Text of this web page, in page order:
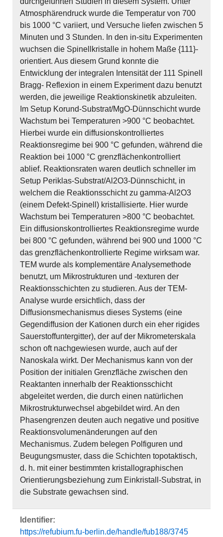
Atmosphärendruck wurde die Temperatur von 700
bis 1000 °C variiert, und Versuche liefen zwischen 5
Minuten und 3 Stunden. In den in-situ Experimenten
wuchsen die Spinellkristalle in hohem Maße {111}-
orientiert. Aus diesem Grund konnte die
Entwicklung der integralen Intensität der 111 Spinell
Bragg- Reflexion in einem Experiment dazu benutzt
werden, die jeweilige Reaktionskinetik abzuleiten.
Im Setup Korund-Substrat/MgO-Dünnschicht wurde
Wachstum bei Temperaturen >900 °C beobachtet.
Hierbei wurde ein diffusionskontrolliertes
Reaktionsregime bei 900 °C gefunden, während die
Reaktion bei 1000 °C grenzflächenkontrolliert
ablief. Reaktionsraten waren deutlich schneller im
Setup Periklas-Substrat/Al2O3-Dünnschicht, in
welchem die Reaktionsschicht zu gamma-Al2O3
(einem Defekt-Spinell) kristallisierte. Hier wurde
Wachstum bei Temperaturen >800 °C beobachtet.
Ein diffusionskontrolliertes Reaktionsregime wurde
bei 800 °C gefunden, während bei 900 und 1000 °C
das grenzflächenkontrollierte Regime wirksam war.
TEM wurde als komplementäre Analysemethode
benutzt, um Mikrostrukturen und -texturen der
Reaktionsschichten zu studieren. Aus der TEM-
Analyse wurde ersichtlich, dass der
Diffusionsmechanismus dieses Systems (eine
Gegendiffusion der Kationen durch ein eher rigides
Sauerstoffuntergitter), der auf der Mikrometerskala
schon oft nachgewiesen wurde, auch auf der
Nanoskala wirkt. Der Mechanismus kann von der
Position der initialen Grenzfläche zwischen den
Reaktanten innerhalb der Reaktionsschicht
abgeleitet werden, die durch einen natürlichen
Mikrostrukturwechsel abgebildet wird. An den
Phasengrenzen deuten auch negative und positive
Reaktionsvolumenänderungen auf den
Mechanismus. Zudem belegen Polfiguren und
Beugungsmuster, dass die Schichten topotaktisch,
d. h. mit einer bestimmten kristallographischen
Orientierungsbeziehung zum Einkristall-Substrat, in
die Substrate gewachsen sind.
Identifier:
https://refubium.fu-berlin.de/handle/fub188/3745